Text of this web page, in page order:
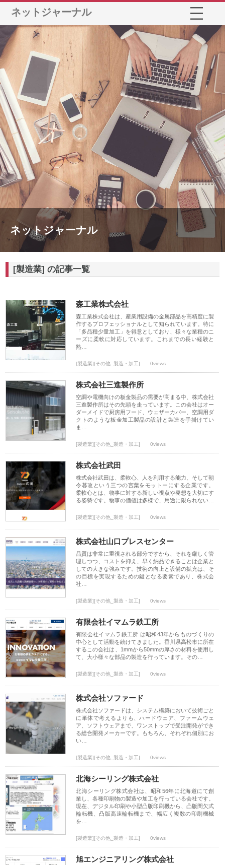
ネットジャーナル
ネットジャーナル
[製造業] の記事一覧
森工業株式会社
森工業株式会社は、産業用設備の金属部品を高精度に製
作するプロフェッショナルとして知られています。特に
「多品種少量加工」を得意としており、様々な業種のニ
ーズに柔軟に対応しています。これまでの長い経験と
熟…
[製造業][その他_製造・加工] 0views
株式会社三進製作所
空調や電機向けの板金製品の需要が高まる中、株式会社
三進製作所はその先頭を走っています。この会社はオー
ダーメイドで厨房用フード、ウェザーカバー、空調用ダ
クトのような板金加工製品の設計と製造を手掛けてい
ま…
[製造業][その他_製造・加工] 0views
株式会社武田
株式会社武田は、柔軟心、人を利用する能力、そして朝
令暮改という三つの言葉をモットーにする企業です。
柔軟心とは、物事に対する新しい視点や発想を大切にす
る姿勢です。物事の価値は多様で、用途に限られない…
[製造業][その他_製造・加工] 0views
株式会社山口プレスセンター
品質は非常に重視される部分ですから、それを厳しく管
理しつつ、コストを抑え、早く納品できることは企業と
しての大きな強みです。技術の向上と設備の拡充は、そ
の目標を実現するための鍵となる要素であり、株式会
社…
[製造業][その他_製造・加工] 0views
有限会社イマムラ鉄工所
有限会社イマムラ鉄工所 は昭和43年からものづくりの
中心として活動を続けてきました。香川県高松市に所在
するこの会社は、1mmから50mmの厚さの材料を使用し
て、大小様々な部品の製造を行っています。その…
[製造業][その他_製造・加工] 0views
株式会社ソファード
株式会社ソファードは、システム構築において技術ごと
に単体で考えるよりも、ハードウェア、ファームウェ
ア、ソフトウェアまで、ワンストップで受注開発ができ
る総合開発メーカーです。もちろん、それぞれ個別にお
い…
[製造業][その他_製造・加工] 0views
北海シーリング株式会社
北海シーリング株式会社は、昭和56年に北海道にて創
業し、各種印刷物の製造や加工を行っている会社です。
現在、デジタル印刷や小型凸版印刷機から、凸版間欠式
輪転機、凸版高速輪転機まで、幅広く複数の印刷機械
を…
[製造業][その他_製造・加工] 0views
旭エンジニアリング株式会社